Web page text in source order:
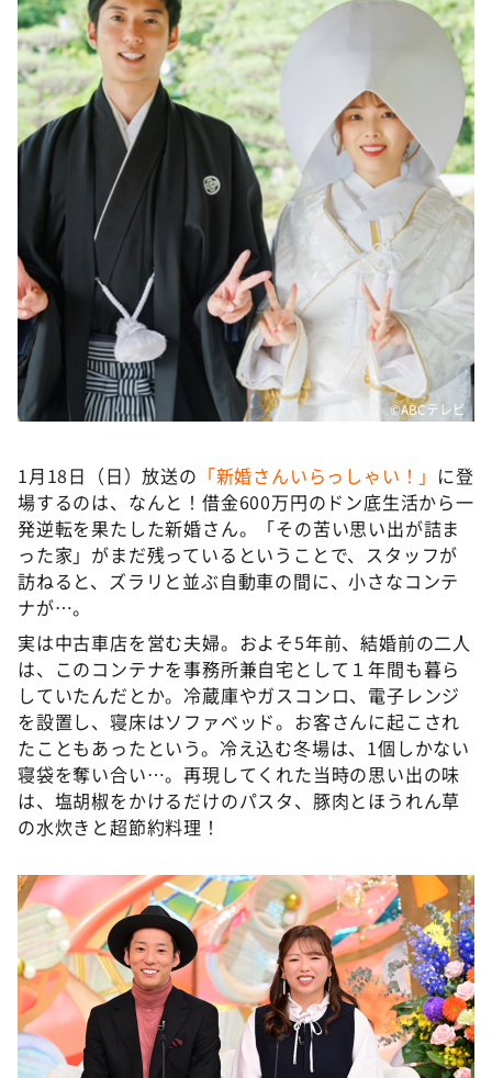
DAIGOも台所 ～きょうの献立 何にする？～
本日はダイアンなり！シーズン２
朝だ！生です旅サラダ
教えて！ニュースライブ 正義のミカタ
ＬＩＦＥ～夢のカタチ～
新婚さんいらっしゃい！
ポツンと一軒家
ザキ山小屋本館
ぺこぱのまるスポ
アナ回覧板
©ABCテレビ
1月18日（日）放送の 「新婚さんいらっしゃい！」 に登
場するのは、なんと！借金600万円のドン底生活から一
発逆転を果たした新婚さん。「その苦い思い出が詰ま
った家」がまだ残っているということで、スタッフが
訪ねると、ズラリと並ぶ自動車の間に、小さなコンテ
ナが…。
実は中古車店を営む夫婦。およそ5年前、結婚前の二人
は、このコンテナを事務所兼自宅として１年間も暮ら
していたんだとか。冷蔵庫やガスコンロ、電子レンジ
を設置し、寝床はソファベッド。お客さんに起こされ
たこともあったという。冷え込む冬場は、1個しかない
寝袋を奪い合い…。再現してくれた当時の思い出の味
は、塩胡椒をかけるだけのパスタ、豚肉とほうれん草
の水炊きと超節約料理！